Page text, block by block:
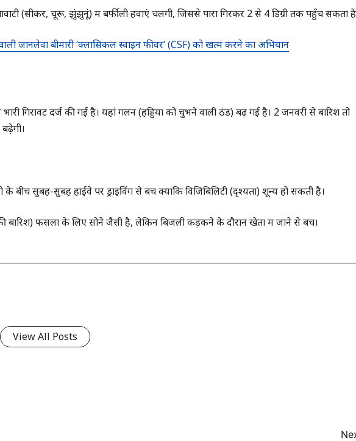
(सीकर, चूरू, झुंझुनूं) में बर्फीली हवाएं चलेंगी, जिससे पारा गिरकर 2 से 4 डिग्री तक पहुँच सकता
जानलेवा बीमारी ‘क्लासिकल स्वाइन फीवर’ (CSF) को खत्म करने का अभियान
गिरावट दर्ज की गई है। यहां गलन (हड्डियों को चुभने वाली ठंड) बढ़ गई है। 2 जनवरी से बारिश तो
बीच सुबह-सुबह हाईवे पर ड्राइविंग से बचें क्योंकि विजिबिलिटी (दृश्यता) शून्य हो सकती है।
की बारिश) फसलों के लिए सोने जैसी है, लेकिन बिजली कड़कने के दौरान खेतों में जाने से बचें।
View All Posts